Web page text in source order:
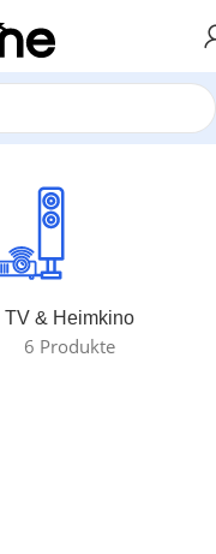
deck“
TV & Heimkino
6 Produkte